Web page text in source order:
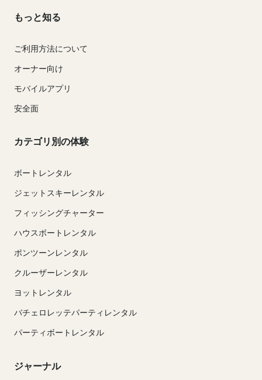
もっと知る
ご利用方法について
オーナー向け
モバイルアプリ
安全面
カテゴリ別の体験
ボートレンタル
ジェットスキーレンタル
フィッシングチャーター
ハウスボートレンタル
ポンツーンレンタル
クルーザーレンタル
ヨットレンタル
バチェロレッテパーティレンタル
パーティボートレンタル
ジャーナル